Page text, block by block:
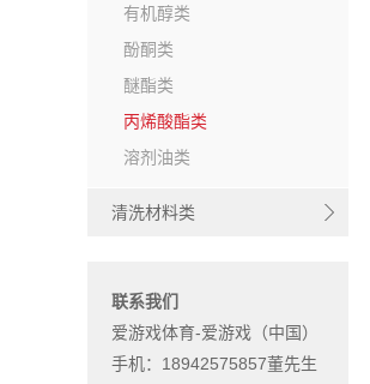
有机醇类
酚酮类
醚酯类
丙烯酸酯类
溶剂油类
清洗材料类
联系我们
爱游戏体育-爱游戏（中国）
手机：18942575857董先生